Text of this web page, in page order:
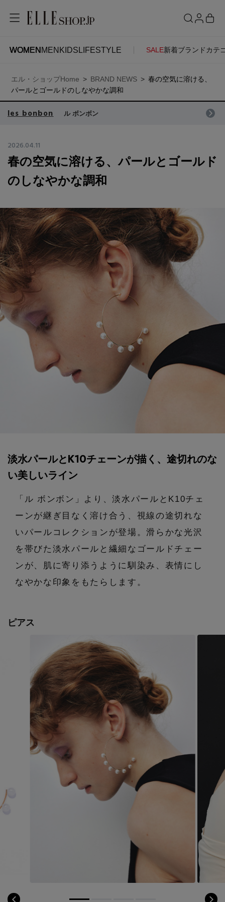
WOMEN MEN KIDS LIFESTYLE SALE新着ブランド カテ
WOMENMENKIDSLIFESTYLE
ITEMS
再入荷アイテム
ブランド
最旬！トレンドワード
【雨の日】急な雨対策グッズ
【Tシャツ】デイリーに活躍
【サンダル】ビーサンの季節！
【ワンピース】猛暑日はこれ！
【レース】上品な透け感
【限定】ここでしか買えないアイテム
『ELLE』最新号掲載
アイテム一覧
SALE
CATEGORY
カットソー・Tシャツ
ワンピース・チュニック
パンツ
ジャケット
コート
ルームウェア・パジャマ
すべてのシューズ
サンダル
フラットシューズ
レインシューズ
バッグ・財布
カゴバッグ
ショルダーバッグ
トートバッグ
財布・小物
ボディバッグ・ウェストポーチ
クラッチバッグ
ボストンバッグ
スーツケース
すべてのファッション小物
ストール・マフラー・ケープ
帽子・イヤーマフ
スマートフォンケース・タブレットケース
アイウェア
ベルト
グローブ
レッグウェア
その他(傘・ハンカチ・時計など)
アクセサリー
すべてのアクセサリー
ピアス・イヤリング
バングル・ブレスレット
リング
コサージュ・ブローチ
アンクレット
チャーム
ランジェリー
スポーツ
シューズ
バッグ・小物
水着・スイムウェア
CONTENTS
特集一覧
NEW IN BRAND
BRAND NEWS
ACCOUNT
お気に入りアイテム
ご注文履歴
会員情報
アカウント連携
マイページ
SUPPORT
エル・ショップについて
よくあるご質問
SEE RESULTS
エル・ショップHome BRAND NEWS
春の空気に溶ける、
パールとゴールドのしなやかな調和
les bonbon ル ボンボン
2026.04.11
春の空気に溶ける、パールとゴールド
のしなやかな調和
淡水パールとK10チェーンが描く、途切れのな
い美しいライン
「ル ボンボン」より、淡水パールとK10チェ
ーンが継ぎ目なく溶け合う、視線の途切れな
いパールコレクションが登場。滑らかな光沢
を帯びた淡水パールと繊細なゴールドチェー
ンが、肌に寄り添うように馴染み、表情にし
なやかな印象をもたらします。
ピアス